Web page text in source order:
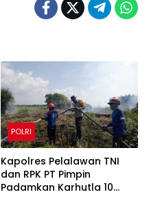
POLRI
Kapolres Pelalawan TNI
dan RPK PT Pimpin
Padamkan Karhutla 10